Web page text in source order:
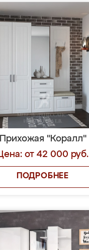
Прихожая "Коралл"
от 42 000 руб.
ПОДРОБНЕЕ